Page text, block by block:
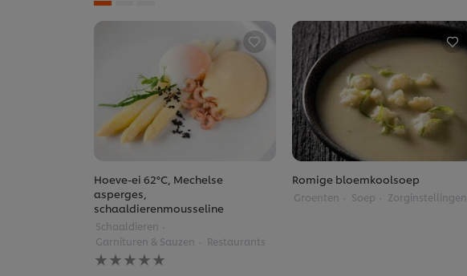
Hoeve-ei 62°C, Mechelse
asperges,
schaaldierenmousseline
Schaaldieren
Garnituren & Sauzen
Restaurants
Geen
beoordelingen
Romige bloemkoolsoep
Groenten Soep Zorginstellingen